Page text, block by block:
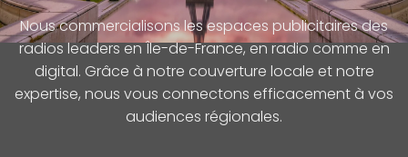
Nous commercialisons les espaces publicitaires des
radios leaders en Île-de-France, en radio comme en
digital. Grâce à notre couverture locale et notre
expertise, nous vous connectons efficacement à vos
audiences régionales.